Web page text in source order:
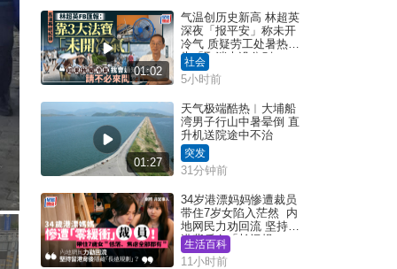
01:02
气温创历史新高 林超英
深夜「报平安」称未开
冷气 质疑劳工处暑热警
告「取消也没分别」
社会
5小时前
01:27
天气极端酷热︱大埔船
湾男子行山中暑晕倒 直
升机送院途中不治
突发
31分钟前
34岁港漂妈妈惨遭裁员
带住7岁女陷入茫然 内
地网民力劝回流 坚持留
港背后有「长远规
划」？
生活百科
11小时前